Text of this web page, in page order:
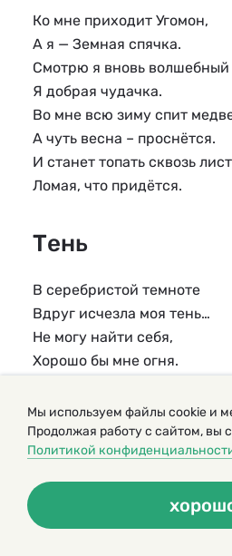
Ко мне приходит Угомон,
А я — Земная спячка.
Смотрю я вновь волшебный
Я добрая чудачка.
Во мне всю зиму спит
А чуть весна – проснётся.
И станет топать сквозь
Ломая, что придётся.
Тень
В серебристой темноте
Вдруг исчезла моя тень…
Не могу найти себя,
Хорошо бы мне огня.
Стану я видна теперь,
Словно днем, светло и ясно,
И ходить нам не опасно.
* * *
Мы используем файлы cookie и
Продолжая работу с сайтом, вы
Политикой